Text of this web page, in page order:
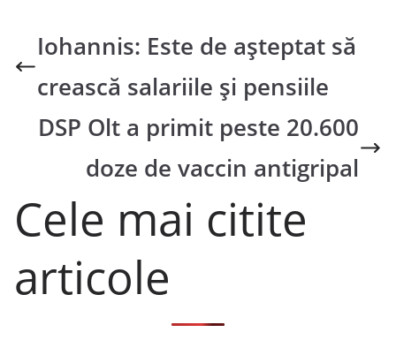
Iohannis: Este de așteptat să
crească salariile și pensiile
DSP Olt a primit peste 20.600
doze de vaccin antigripal
Cele mai citite
articole